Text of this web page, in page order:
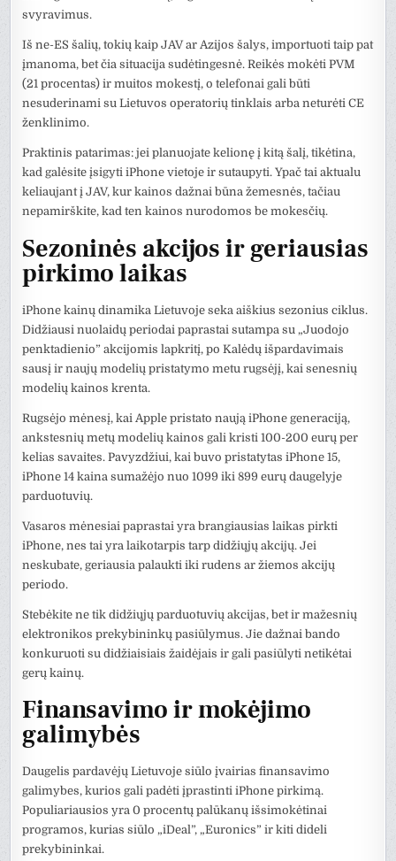
svyravimus.
Iš ne-ES šalių, tokių kaip JAV ar Azijos šalys, importuoti taip pat
įmanoma, bet čia situacija sudėtingesnė. Reikės mokėti PVM
(21 procentas) ir muitos mokestį, o telefonai gali būti
nesuderinami su Lietuvos operatorių tinklais arba neturėti CE
ženklinimo.
Praktinis patarimas: jei planuojate kelionę į kitą šalį, tikėtina,
kad galėsite įsigyti iPhone vietoje ir sutaupyti. Ypač tai aktualu
keliaujant į JAV, kur kainos dažnai būna žemesnės, tačiau
nepamirškite, kad ten kainos nurodomos be mokesčių.
Sezoninės akcijos ir geriausias
pirkimo laikas
iPhone kainų dinamika Lietuvoje seka aiškius sezonius ciklus.
Didžiausi nuolaidų periodai paprastai sutampa su „Juodojo
penktadienio” akcijomis lapkritį, po Kalėdų išpardavimais
sausį ir naujų modelių pristatymo metu rugsėjį, kai senesnių
modelių kainos krenta.
Rugsėjo mėnesį, kai Apple pristato naują iPhone generaciją,
ankstesnių metų modelių kainos gali kristi 100-200 eurų per
kelias savaites. Pavyzdžiui, kai buvo pristatytas iPhone 15,
iPhone 14 kaina sumažėjo nuo 1099 iki 899 eurų daugelyje
parduotuvių.
Vasaros mėnesiai paprastai yra brangiausias laikas pirkti
iPhone, nes tai yra laikotarpis tarp didžiųjų akcijų. Jei
neskubate, geriausia palaukti iki rudens ar žiemos akcijų
periodo.
Stebėkite ne tik didžiųjų parduotuvių akcijas, bet ir mažesnių
elektronikos prekybininkų pasiūlymus. Jie dažnai bando
konkuruoti su didžiaisiais žaidėjais ir gali pasiūlyti netikėtai
gerų kainų.
Finansavimo ir mokėjimo
galimybės
Daugelis pardavėjų Lietuvoje siūlo įvairias finansavimo
galimybes, kurios gali padėti įprastinti iPhone pirkimą.
Populiariausios yra 0 procentų palūkanų išsimokėtinai
programos, kurias siūlo „iDeal”, „Euronics” ir kiti dideli
prekybininkai.